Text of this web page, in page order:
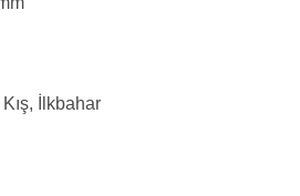
İlkbahar